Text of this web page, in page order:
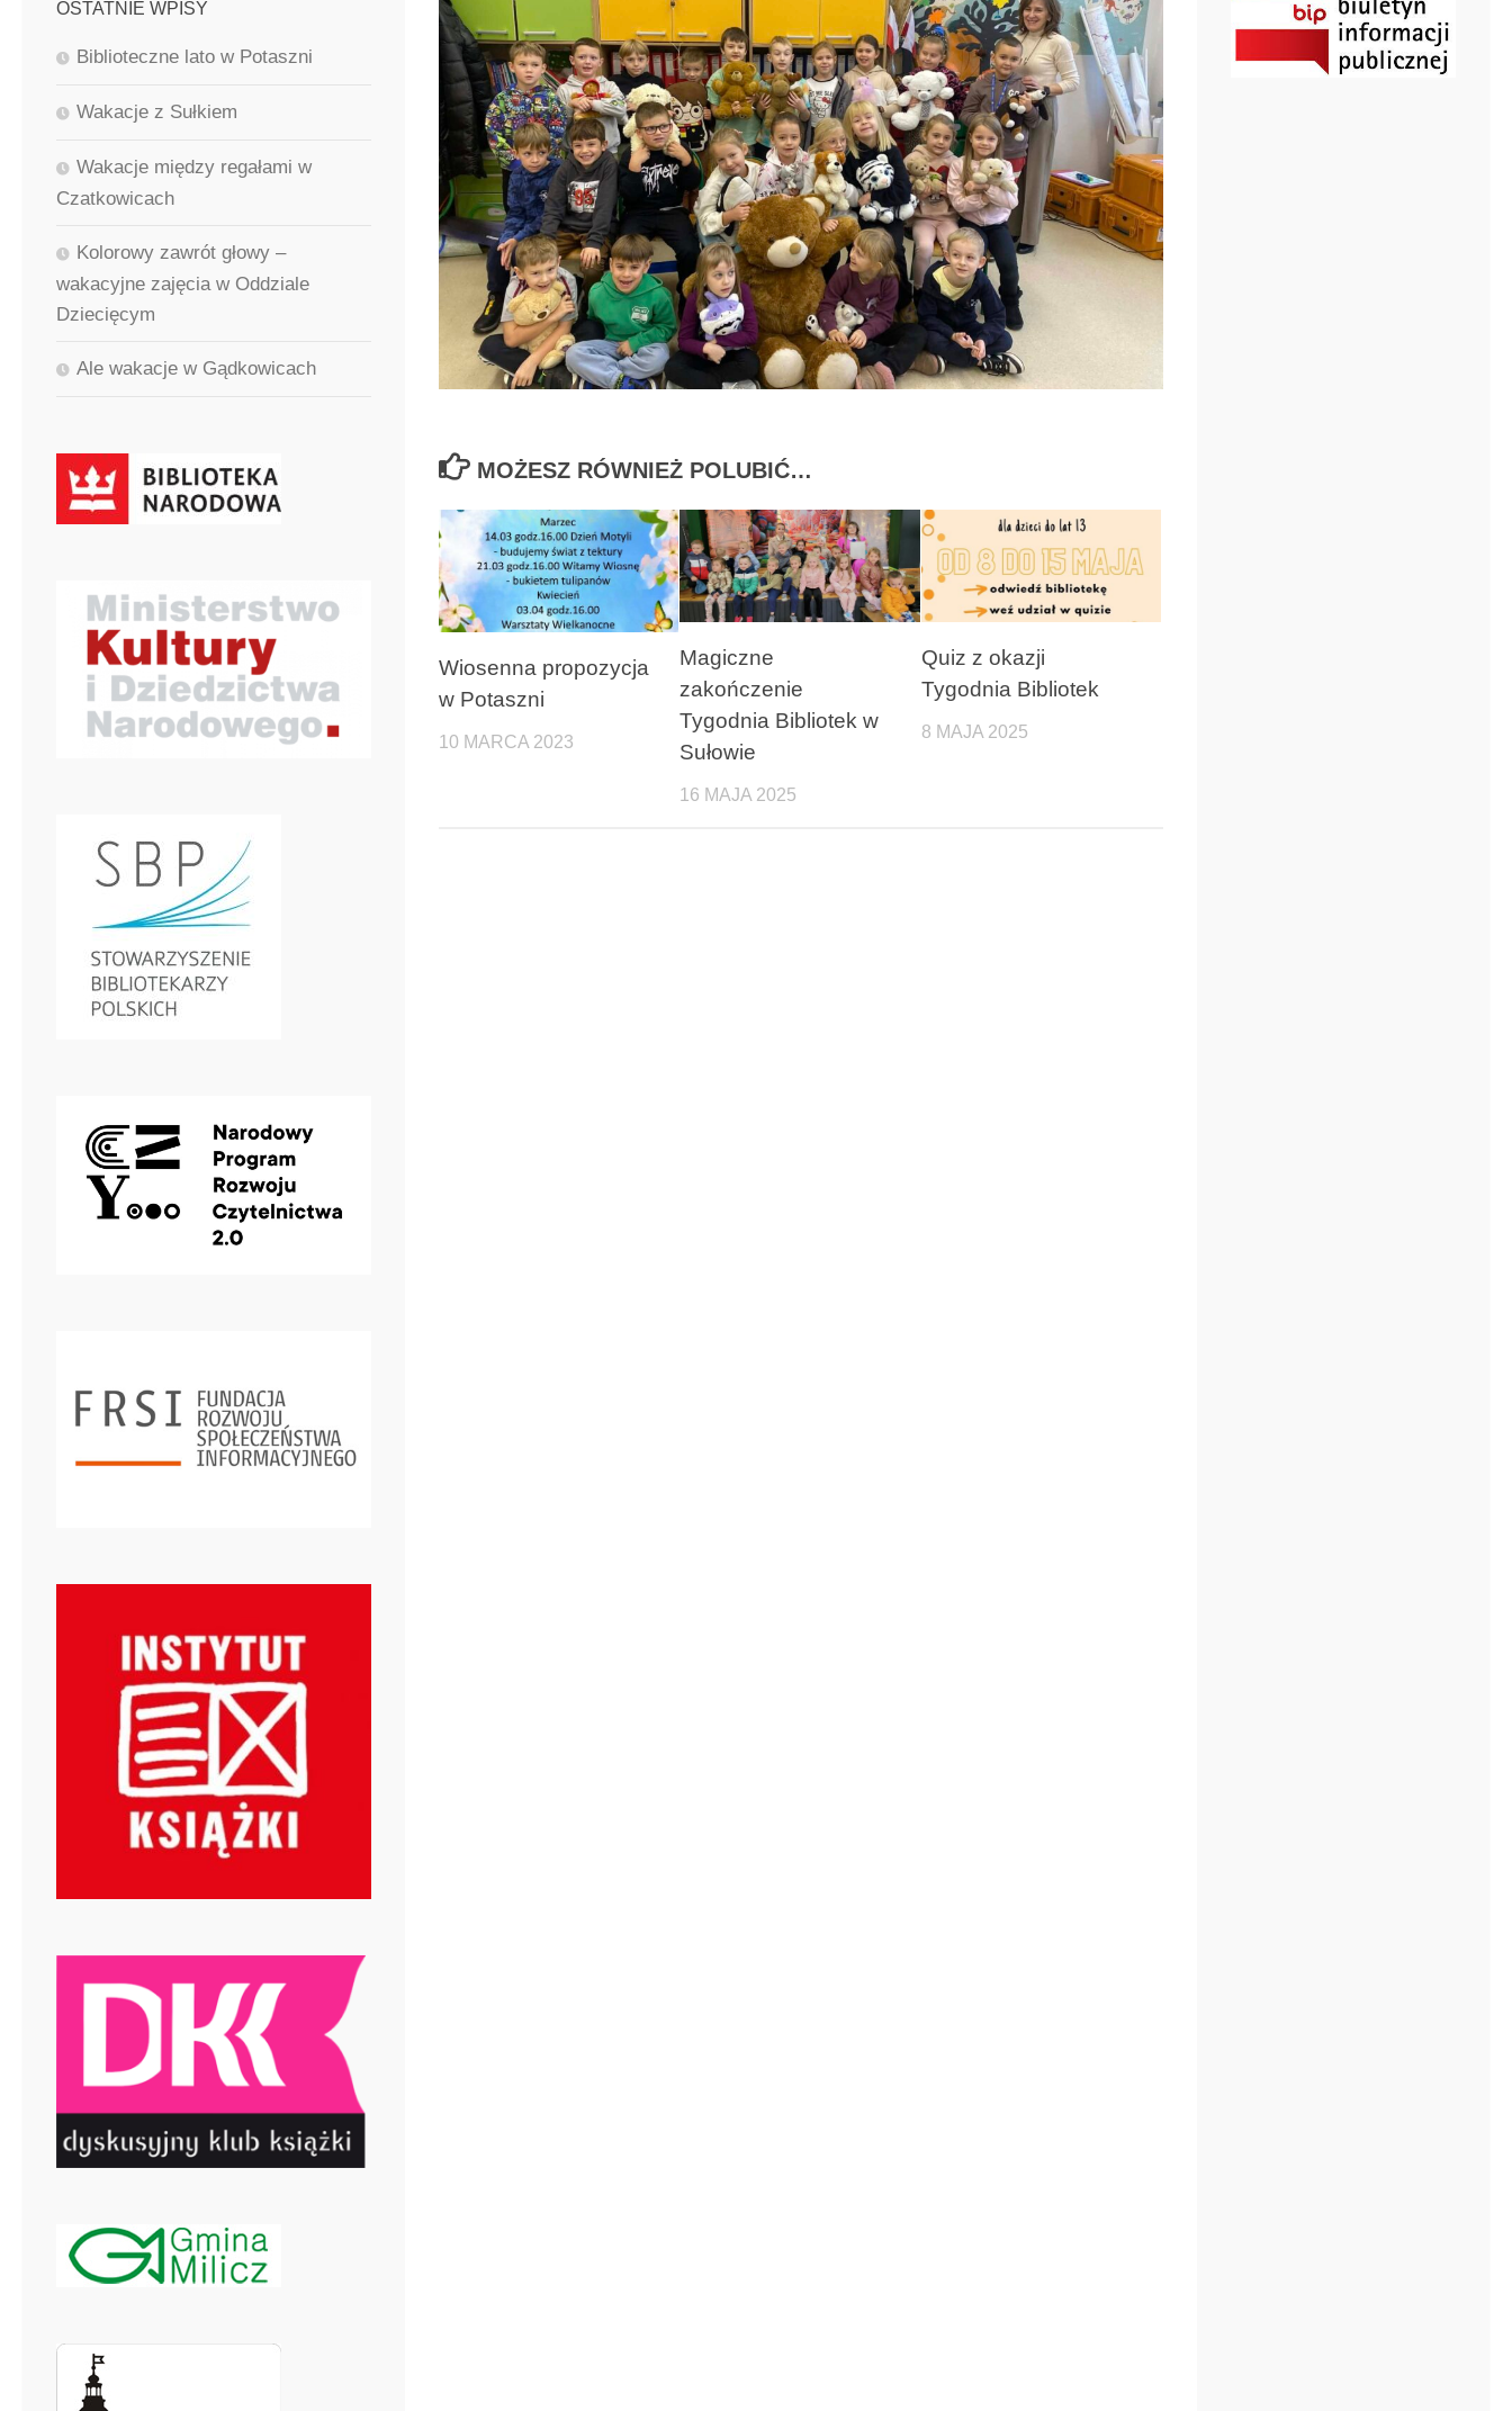
MOŻESZ RÓWNIEŻ POLUBIĆ…
Wiosenna propozycja
w Potaszni
10 MARCA 2023
Magiczne
zakończenie
Tygodnia Bibliotek w
Sułowie
16 MAJA 2025
Quiz z okazji
Tygodnia Bibliotek
8 MAJA 2025
OSTATNIE WPISY
Biblioteczne lato w Potaszni
Wakacje z Sułkiem
Wakacje między regałami w
Czatkowicach
Kolorowy zawrót głowy –
wakacyjne zajęcia w Oddziale
Dziecięcym
Ale wakacje w Gądkowicach